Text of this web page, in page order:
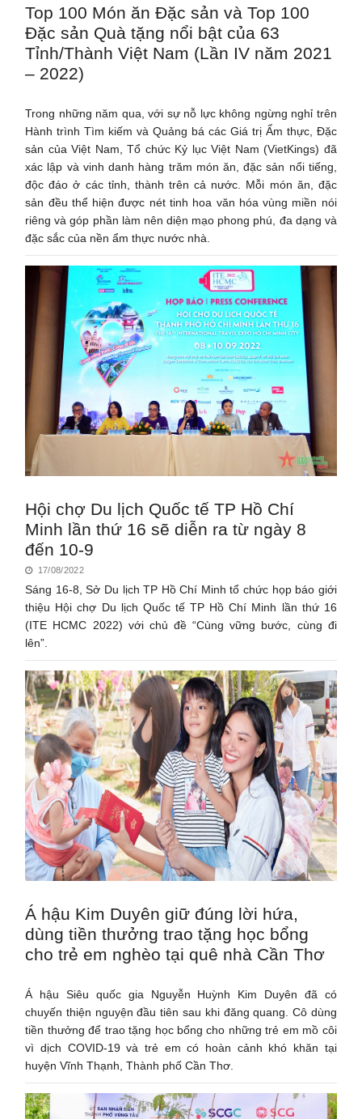
Top 100 Món ăn Đặc sản và Top 100
Đặc sản Quà tặng nổi bật của 63
Tỉnh/Thành Việt Nam (Lần IV năm 2021
– 2022)
Trong những năm qua, với sự nỗ lực không ngừng nghỉ trên
Hành trình Tìm kiếm và Quảng bá các Giá trị Ẩm thực, Đặc
sản của Việt Nam, Tổ chức Kỷ lục Việt Nam (VietKings) đã
xác lập và vinh danh hàng trăm món ăn, đặc sản nổi tiếng,
độc đáo ở các tỉnh, thành trên cả nước. Mỗi món ăn, đặc
sản đều thể hiện được nét tinh hoa văn hóa vùng miền nói
riêng và góp phần làm nên diện mạo phong phú, đa dạng và
đặc sắc của nền ẩm thực nước nhà.
Hội chợ Du lịch Quốc tế TP Hồ Chí
Minh lần thứ 16 sẽ diễn ra từ ngày 8
đến 10-9
17/08/2022
Sáng 16-8, Sở Du lịch TP Hồ Chí Minh tổ chức họp báo giới
thiệu Hội chợ Du lịch Quốc tế TP Hồ Chí Minh lần thứ 16
(ITE HCMC 2022) với chủ đề “Cùng vững bước, cùng đi
lên”.
Á hậu Kim Duyên giữ đúng lời hứa,
dùng tiền thưởng trao tặng học bổng
cho trẻ em nghèo tại quê nhà Cần Thơ
Á hậu Siêu quốc gia Nguyễn Huỳnh Kim Duyên đã có
chuyến thiện nguyện đầu tiên sau khi đăng quang. Cô dùng
tiền thưởng để trao tặng học bổng cho những trẻ em mồ côi
vì dịch COVID-19 và trẻ em có hoàn cảnh khó khăn tại
huyện Vĩnh Thạnh, Thành phố Cần Thơ.